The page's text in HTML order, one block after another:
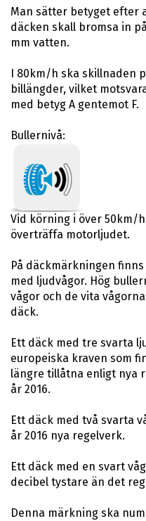
Man sätter betyget efter
däcken skall bromsa in
mm vatten.
I 80km/h ska skillnaden
billängder, vilket
med betyg A gentemot F.
Bullernivå:
Vid körning i över 50km/
överträffa motorljudet.
På däckmärkningen
med ljudvågor. Hög
vågor och de vita
däck.
Ett däck med tre svarta
europeiska kraven som
längre tillåtna enligt nya
år 2016.
Ett däck med två svarta
år 2016 nya regelverk.
Ett däck med en svart
decibel tystare än det
Denna märkning ska